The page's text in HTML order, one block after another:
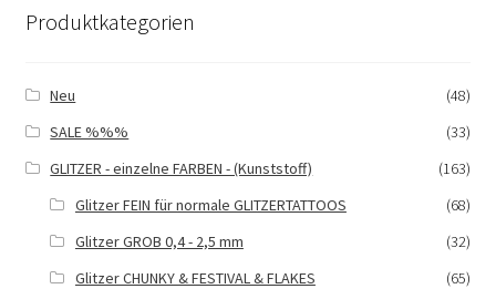
Produktkategorien
Neu
(48)
SALE %%%
(33)
GLITZER - einzelne FARBEN - (Kunststoff)
(163)
Glitzer FEIN für normale GLITZERTATTOOS
(68)
Glitzer GROB 0,4 - 2,5 mm
(32)
Glitzer CHUNKY & FESTIVAL & FLAKES
(65)